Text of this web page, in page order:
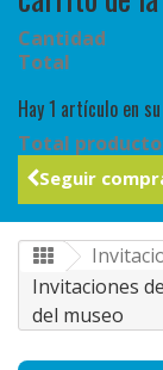
Cantidad
Total
Hay 1 artículo en
Total
Seguir
Invitaciones
del museo